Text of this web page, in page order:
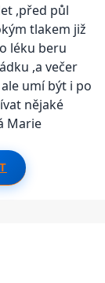
,před půl
tlakem již
léku beru
,a večer
umí být i po
nějaké
Marie